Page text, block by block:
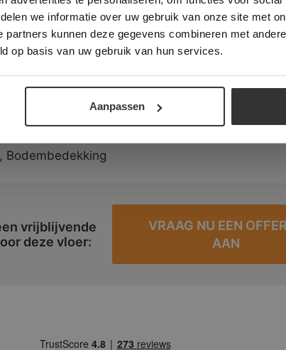
we informatie over uw gebruik van onze site met
partners kunnen deze gegevens combineren met
op basis van uw gebruik van hun services.
Aanpassen
á 1500 kg.
á 500kg.
kg.
voor deze split:
Bodembedekking
vrijblijvende
deze vloer:
VRAAG NU EEN
AAN
ALLES ACCEPTEREN ALLES AFWIJZEN